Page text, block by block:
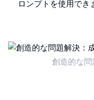
ロンプトを使用でき
創造的な